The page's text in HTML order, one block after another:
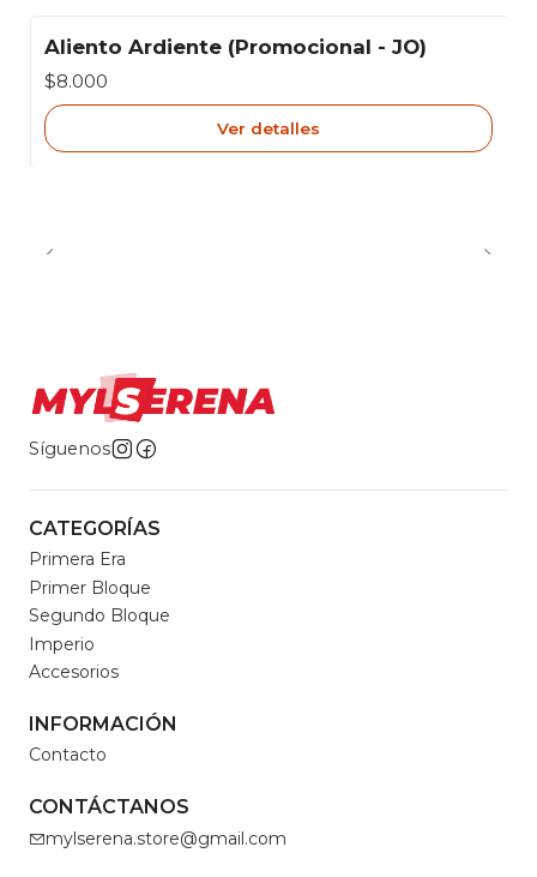
Agotado
Aliento Ardiente (Promocional - JO)
$8.000
Ver detalles
Síguenos
CATEGORÍAS
Primera Era
Primer Bloque
Segundo Bloque
Imperio
Accesorios
INFORMACIÓN
Contacto
CONTÁCTANOS
mylserena.store@gmail.com